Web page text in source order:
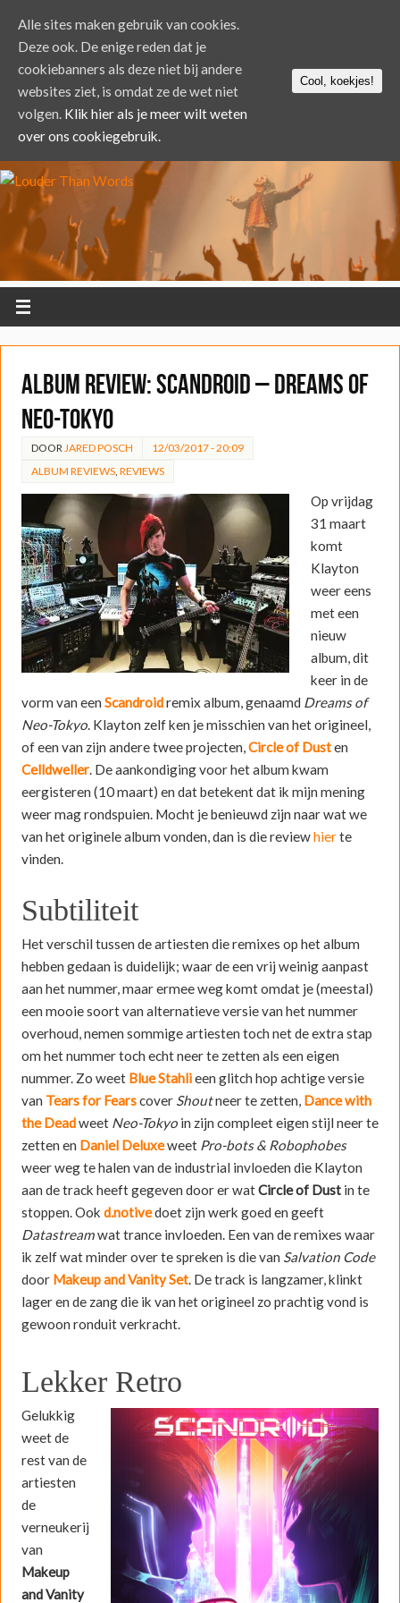
ALBUM REVIEW: Scandroid – Dreams of
Neo-Tokyo
DOOR JARED POSCH
12/03/2017 - 20:09
ALBUM REVIEWS, REVIEWS
Op vrijdag
31 maart
komt
Klayton
weer eens
met een
nieuw
album, dit
keer in de
vorm van een Scandroidremix album, genaamd Dreams of
Neo-Tokyo. Klayton zelf ken je misschien van het origineel,
of een van zijn andere twee projecten,Circle of Dusten
Celldweller. De aankondiging voor het album kwam
eergisteren (10 maart) en dat betekent dat ik mijn mening
weer mag rondspuien. Mocht je benieuwd zijn naar wat we
van het originele album vonden, dan is die reviewhierte
vinden.
Subtiliteit
Het verschil tussen de artiesten die remixes op het album
hebben gedaan is duidelijk; waar de een vrij weinig aanpast
aan het nummer, maar ermee weg komt omdat je (meestal)
een mooie soort van alternatieve versie van het nummer
overhoud, nemen sommige artiesten toch net de extra stap
om het nummer toch echt neer te zetten als een eigen
nummer. Zo weet Blue Stahlieen glitch hop achtige versie
van Tears for Fearscover Shoutneer te zetten, Dance with
the Deadweet Neo-Tokyo in zijn compleet eigen stijl neer te
zetten en Daniel Deluxeweet Pro-bots & Robophobes
weer weg te halen van de industrial invloeden die Klayton
aan de track heeft gegeven door er watCircle of Dustin te
stoppen. Ook d.notivedoet zijn werk goed en geeft
Datastreamwat trance invloeden. Een van de remixes waar
ik zelf wat minder over te spreken is die van Salvation Code
door Makeup and Vanity Set. De track is langzamer, klinkt
lager en de zang die ik van het origineel zo prachtig vond is
gewoon ronduit verkracht.
Lekker Retro
Gelukkig
weet de
rest van de
artiesten
de
verneukerij
van
Makeup
and Vanity
Alle sites maken gebruik van cookies.
Deze ook. De enige reden dat je
cookiebanners als deze niet bij andere
websites ziet, is omdat ze de wet niet
volgen. Klik hier als je meer wilt weten
over ons cookiegebruik.
Cool, koekjes!